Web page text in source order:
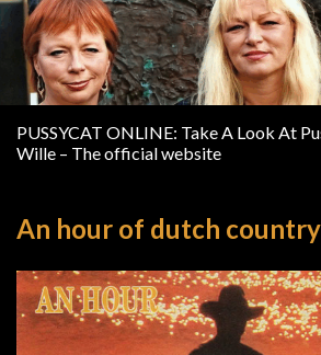
PUSSYCAT ONLINE: Take A Look At
Wille – The official website
An hour of dutch country